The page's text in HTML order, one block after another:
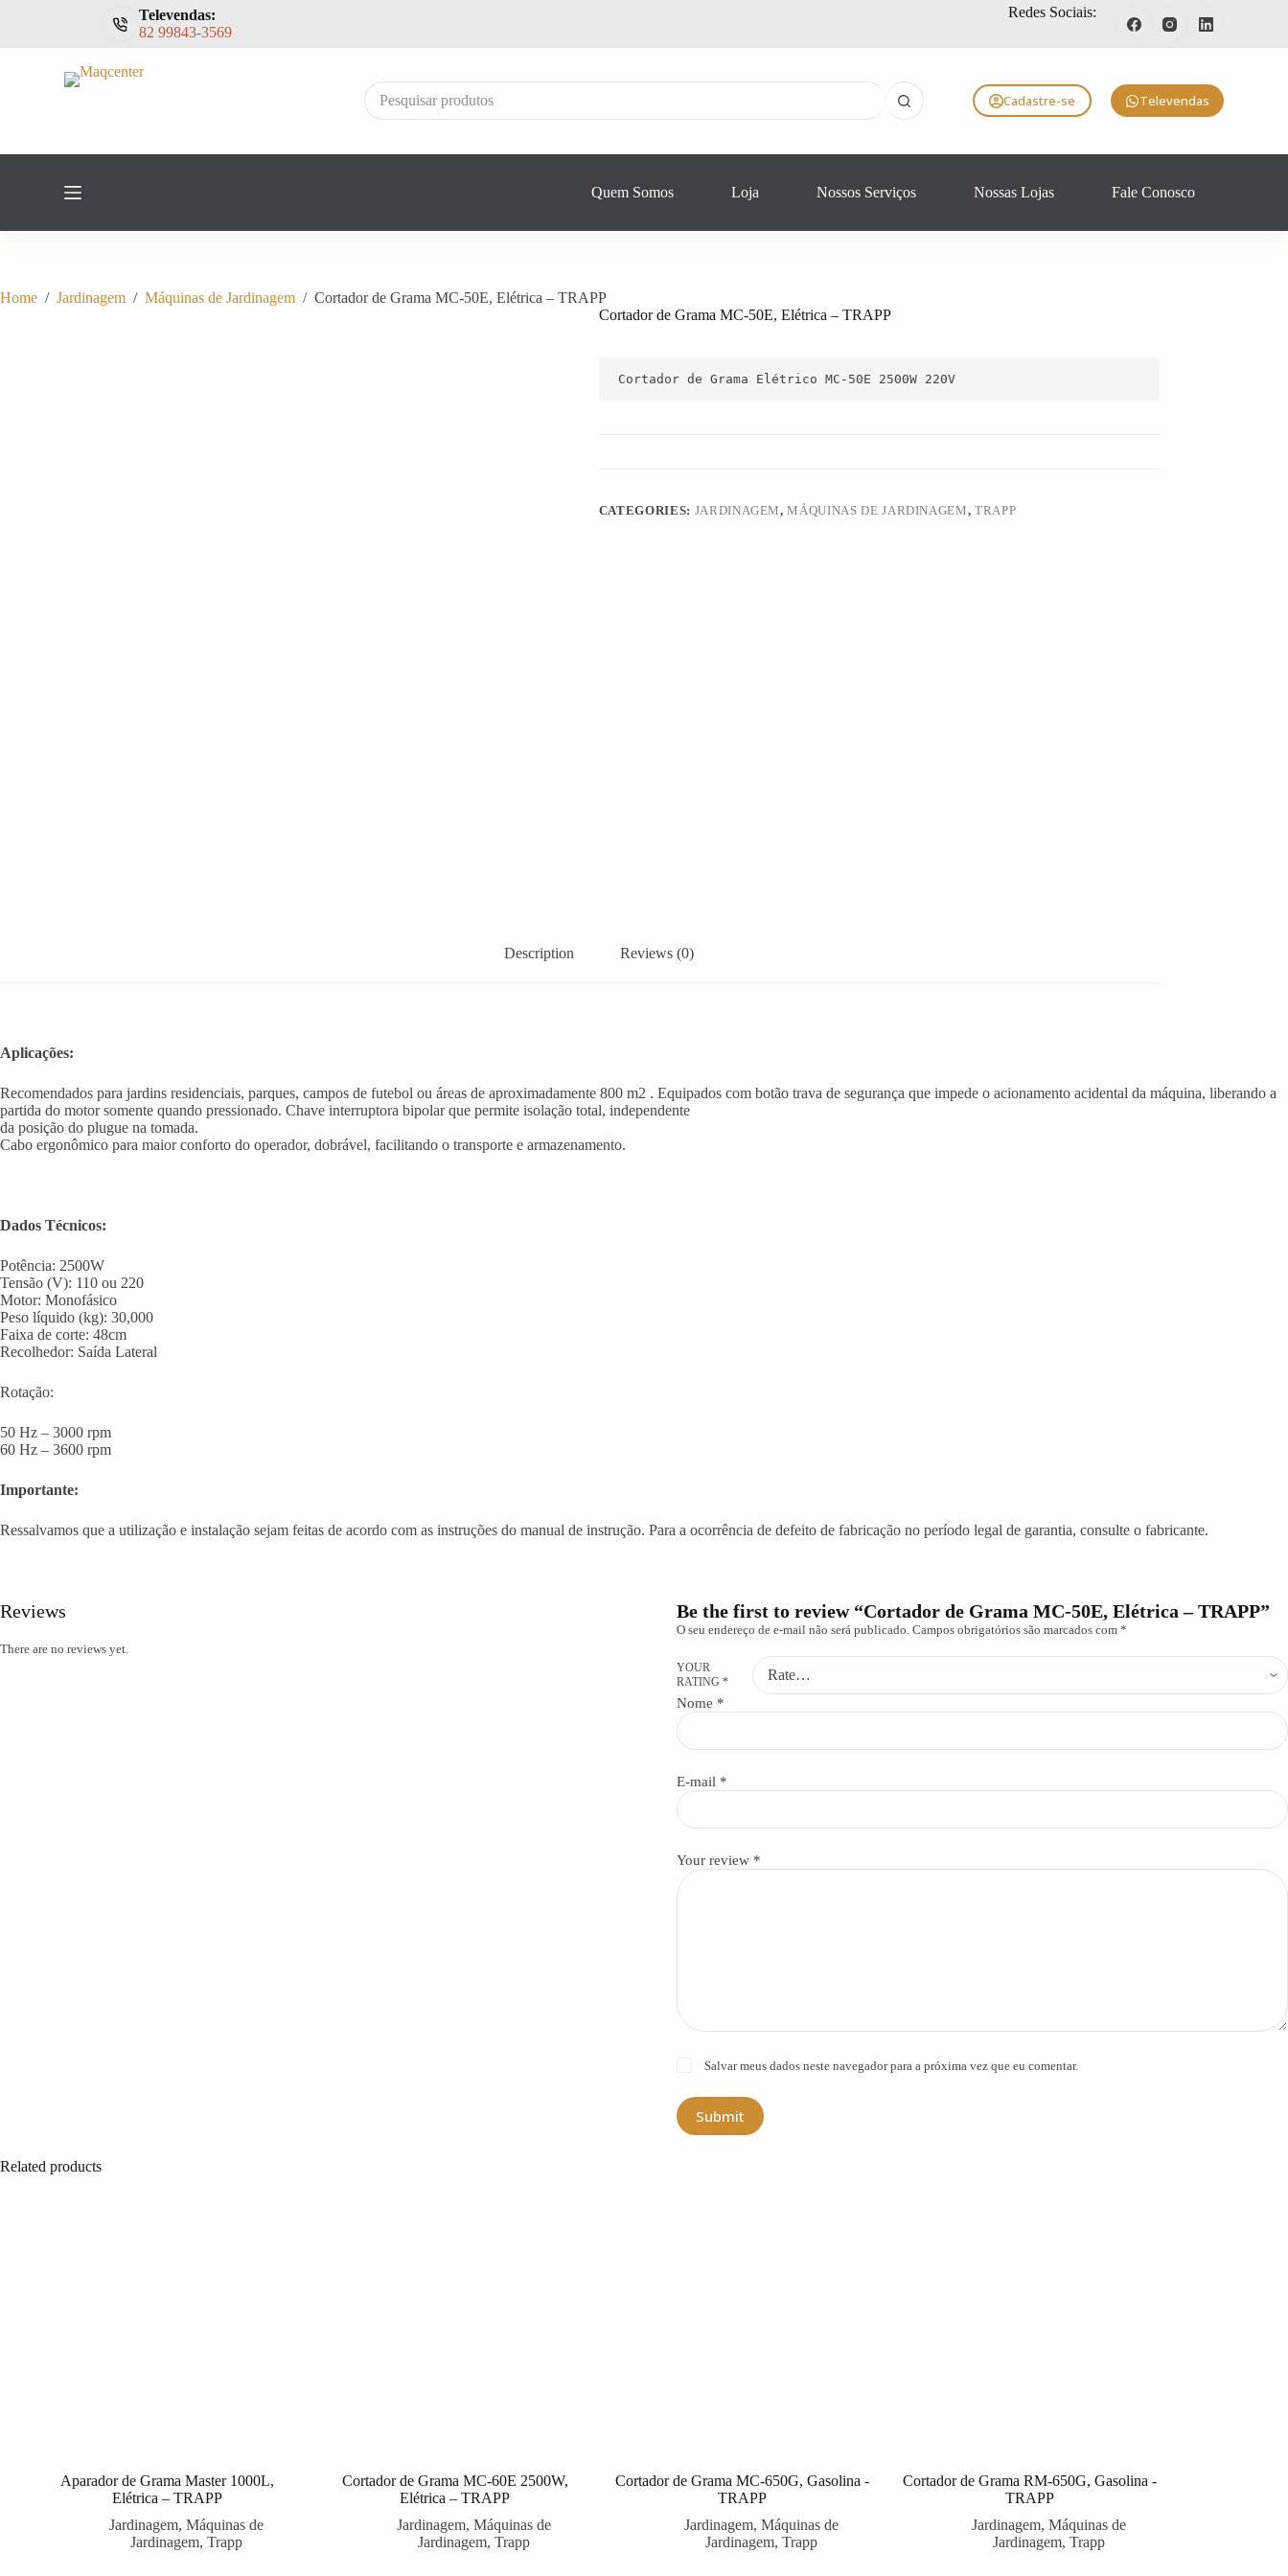
a
d
Televendas:
82 99843-3569
Redes Sociais:
Sem
resultados
Cadastre-se Televendas
Quem Somos Loja Nossos Serviços Nossas Lojas Fale Conosco
Home / Jardinagem / Máquinas de Jardinagem / Cortador de Grama MC-50E, Elétrica – TRAPP
Cortador de Grama MC-50E, Elétrica – TRAPP
Cortador de Grama Elétrico MC-50E 2500W 220V
CATEGORIES: JARDINAGEM,MÁQUINAS DE JARDINAGEM,TRAPP
Description Reviews (0)
Aplicações:
Recomendados para jardins residenciais, parques, campos de futebol ou áreas de aproximadamente 800 m2 . Equipados com botão trava de segurança que impede o acionamento acidental da máquina, liberando a
partida do motor somente quando pressionado. Chave interruptora bipolar que permite isolação total, independente
da posição do plugue na tomada.
Cabo ergonômico para maior conforto do operador, dobrável, facilitando o transporte e armazenamento.
Dados Técnicos:
Potência: 2500W
Tensão (V): 110 ou 220
Motor: Monofásico
Peso líquido (kg): 30,000
Faixa de corte: 48cm
Recolhedor: Saída Lateral
Rotação:
50 Hz – 3000 rpm
60 Hz – 3600 rpm
Importante:
Ressalvamos que a utilização e instalação sejam feitas de acordo com as instruções do manual de instrução. Para a ocorrência de defeito de fabricação no período legal de garantia, consulte o fabricante.
Reviews
There are no reviews yet.
Be the first to review “Cortador de Grama MC-50E, Elétrica – TRAPP”
O seu endereço de e-mail não será publicado. Campos obrigatórios são marcados com *
YOUR
RATING *
Nome *
E-mail*
Your review *
Salvar meus dados neste navegador para a próxima vez que eu comentar.
Submit
Related products
Aparador de Grama Master 1000L,
Elétrica – TRAPP
Jardinagem,Máquinas de
Jardinagem,Trapp
Cortador de Grama MC-60E 2500W,
Elétrica – TRAPP
Jardinagem,Máquinas de
Jardinagem,Trapp
Cortador de Grama MC-650G, Gasolina -
TRAPP
Jardinagem,Máquinas de
Jardinagem,Trapp
Cortador de Grama RM-650G, Gasolina -
TRAPP
Jardinagem,Máquinas de
Jardinagem,Trapp